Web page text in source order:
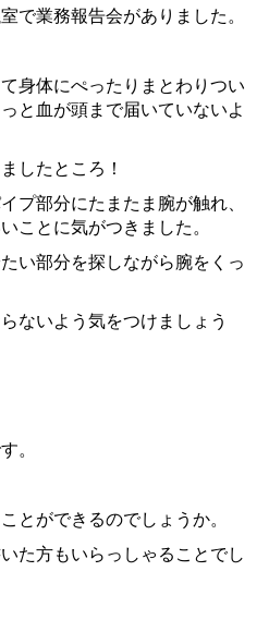
で業務報告会がありました。
身体にぺったりまとわりつい
と血が頭まで届いていないよ
したところ！
プ部分にたまたま腕が触れ、
ことに気がつきました。
い部分を探しながら腕をくっ
ないよう気をつけましょう
。
とができるのでしょうか。
た方もいらっしゃることでし